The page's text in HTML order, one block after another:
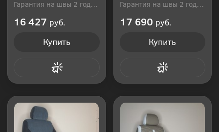
Гарантия на швы 2 года
16 427 руб.
Купить
Гарантия на швы 2 года
17 690 руб.
Купить